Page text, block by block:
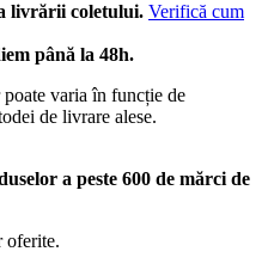
livrării coletului. Verifică cum
până la 48h.
varia în funcție de
de livrare alese.
a peste 600 de mărci de
oferite.